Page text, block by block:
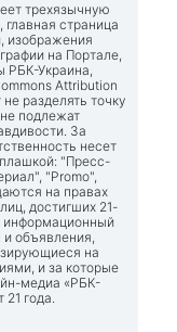
трехязычную
страница
изображения
на Портале,
РБК-Украина,
Attribution
разделять точку
подлежат
За
несет
"Пресс-
"Promo",
на правах
достигших 21-
информационный
объявления,
на
и за которые
медиа «РБК-
21 года.